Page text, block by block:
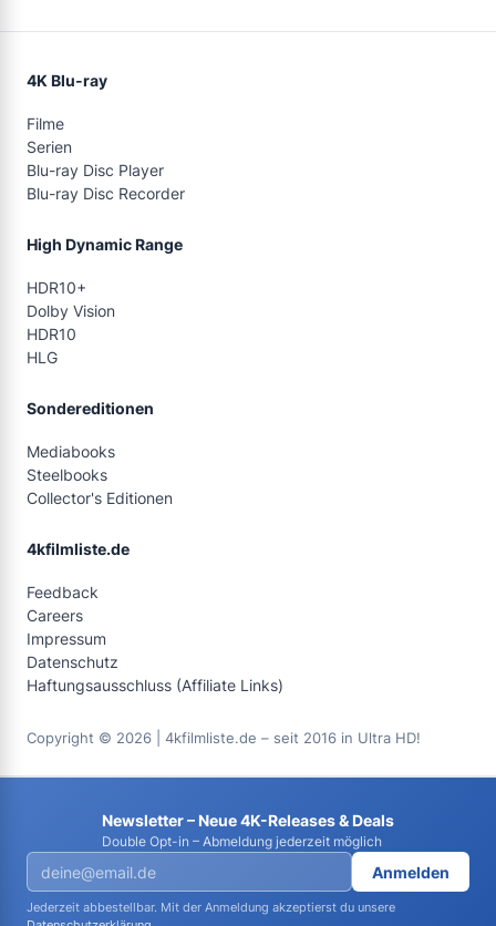
4K Blu-ray
Filme
Serien
Blu-ray Disc Player
Blu-ray Disc Recorder
High Dynamic Range
HDR10+
Dolby Vision
HDR10
HLG
Sondereditionen
Mediabooks
Steelbooks
Collector's Editionen
4kfilmliste.de
Feedback
Careers
Impressum
Datenschutz
Haftungsausschluss (Affiliate Links)
Copyright © 2026 | 4kfilmliste.de – seit 2016 in Ultra HD!
Newsletter – Neue 4K-Releases & Deals
Double Opt-in – Abmeldung jederzeit möglich
Anmelden
Jederzeit abbestellbar. Mit der Anmeldung akzeptierst du unsere